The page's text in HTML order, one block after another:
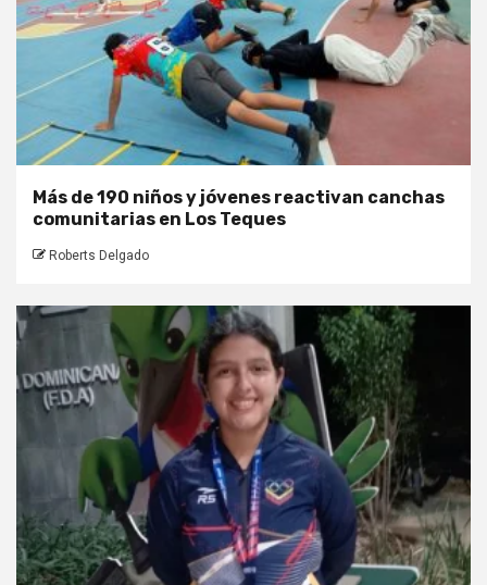
Más de 190 niños y jóvenes reactivan canchas
comunitarias en Los Teques
Roberts Delgado